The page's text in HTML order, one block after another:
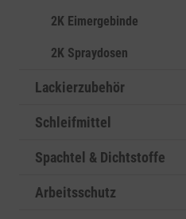
2K Eimergebinde
2K Spraydosen
Lackierzubehör
Schleifmittel
Spachtel & Dichtstoffe
Arbeitsschutz